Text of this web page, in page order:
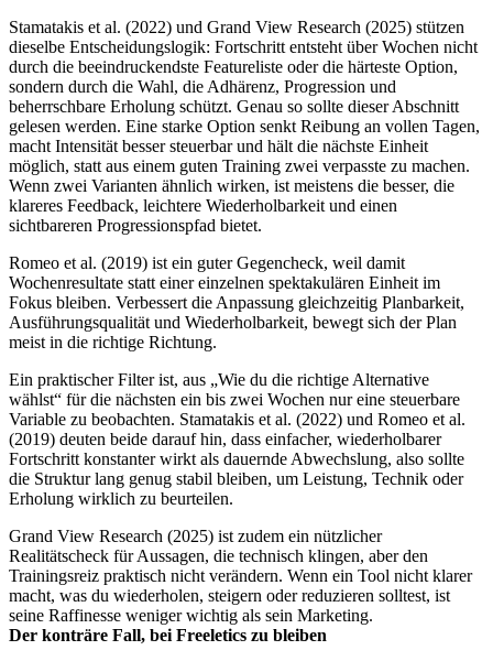
Stamatakis et al. (2022) und Grand View Research (2025) stützen
dieselbe Entscheidungslogik: Fortschritt entsteht über Wochen nicht
durch die beeindruckendste Featureliste oder die härteste Option,
sondern durch die Wahl, die Adhärenz, Progression und
beherrschbare Erholung schützt. Genau so sollte dieser Abschnitt
gelesen werden. Eine starke Option senkt Reibung an vollen Tagen,
macht Intensität besser steuerbar und hält die nächste Einheit
möglich, statt aus einem guten Training zwei verpasste zu machen.
Wenn zwei Varianten ähnlich wirken, ist meistens die besser, die
klareres Feedback, leichtere Wiederholbarkeit und einen
sichtbareren Progressionspfad bietet.
Romeo et al. (2019) ist ein guter Gegencheck, weil damit
Wochenresultate statt einer einzelnen spektakulären Einheit im
Fokus bleiben. Verbessert die Anpassung gleichzeitig Planbarkeit,
Ausführungsqualität und Wiederholbarkeit, bewegt sich der Plan
meist in die richtige Richtung.
Ein praktischer Filter ist, aus „Wie du die richtige Alternative
wählst“ für die nächsten ein bis zwei Wochen nur eine steuerbare
Variable zu beobachten. Stamatakis et al. (2022) und Romeo et al.
(2019) deuten beide darauf hin, dass einfacher, wiederholbarer
Fortschritt konstanter wirkt als dauernde Abwechslung, also sollte
die Struktur lang genug stabil bleiben, um Leistung, Technik oder
Erholung wirklich zu beurteilen.
Grand View Research (2025) ist zudem ein nützlicher
Realitätscheck für Aussagen, die technisch klingen, aber den
Trainingsreiz praktisch nicht verändern. Wenn ein Tool nicht klarer
macht, was du wiederholen, steigern oder reduzieren solltest, ist
seine Raffinesse weniger wichtig als sein Marketing.
Der konträre Fall, bei Freeletics zu bleiben